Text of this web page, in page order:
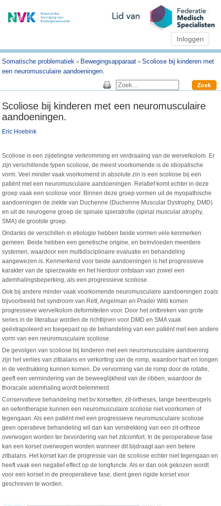
Inloggen
Somatische problematiek > Bewegingsapparaat >Scoliose bij kinderen met
een neuromusculaire aandoeningen.
Scoliose bij kinderen met een neuromusculaire
aandoeningen.
Eric Hoebink
Scoliose is een zijdelingse verkromming en verdraaiing van de wervelkolom. Er
zijn verschillende typen scoliose, de meest voorkomende is de idiopatische
vorm. Veel minder vaak voorkomend in absolute zin is een scoliose bij een
patiënt met een neuromusculaire aandoeningen. Relatief komt echter in deze
groep vaak een scoliose voor. Binnen deze groep vormen uit de myopathische
aandoeningen de ziekte van Duchenne (Duchenne Muscular Dystrophy, DMD)
en uit de neurogene groep de spinale spieratrofie (spinal muscular atrophy,
SMA) de grootste groep.
Ondanks de verschillen in etiologie hebben beide vormen vele kenmerken
gemeen. Beide hebben een genetische origine, en beïnvloeden meerdere
systemen, waardoor een multidisciplinaire evaluatie en behandeling
aangewezen is. Kenmerkend voor beide aandoeningen is het progressieve
karakter van de spierzwakte en het hierdoor ontstaan van zowel een
ademhalingsbeperking, als een progressieve scoliose.
Ook bij andere minder vaak voorkomende neuromusculaire aandoeningen zoals
bijvoorbeeld het syndroom van Rett, Angelman en Prader Willi komen
progressieve wervelkolom deformiteiten voor. Door het ontbreken van grote
series in de literatuur worden de richtlijnen voor DMD en SMA vaak
geëxtrapoleerd en toegepast op de behandeling van een patiënt met een andere
vorm van een neuromusculaire scoliose.
De gevolgen van scoliose bij kinderen met een neuromusculaire aandoening
zijn het verlies van zitbalans en verkorting van de romp, waardoor hart en longen
in de verdrukking kunnen komen. De vervorming van de romp door de rotatie,
geeft een vermindering van de beweeglijkheid van de ribben, waardoor de
thoracale ademhaling wordt belemmerd.
Conservatieve behandeling met bv korsetten, zit-ortheses, lange beenbeugels
en oefentherapie kunnen een neuromusculaire scoliose niet voorkomen of
tegengaan. Als een patiënt met een progressieve neuromusculaire scoliose
geen operatieve behandeling wil dan kan verstrekking van een zit-orthese
overwogen worden ter bevordering van het zitcomfort. In de peroperatieve fase
kan een korset overwogen worden wanneer dit bijdraagt aan een betere
zitbalans. Het korset kan de progressie van de scoliose echter niet tegengaan en
heeft vaak een negatief effect op de longfuncte. Als er dan ook gekozen wordt
voor een korset in de preoperatieve fase, dient geen rigide korset voor
geschreven te worden.